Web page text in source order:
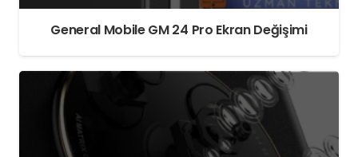
General Mobile GM 24 Pro Ekran Değişimi